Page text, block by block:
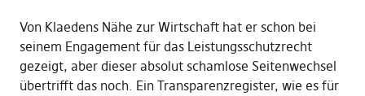
Von Klaedens Nähe zur Wirtschaft hat er schon bei
seinem Engagement für das Leistungsschutzrecht
gezeigt, aber dieser absolut schamlose Seitenwechsel
übertrifft das noch. Ein Transparenzregister, wie es für